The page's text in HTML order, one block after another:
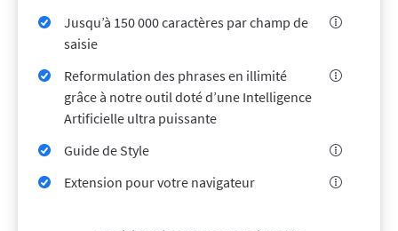
Blog
Recrutement
Aide
Politique de confidentialité
Conditions générales
Jusqu’à 150 000 caractères par champ de
saisie
Reformulation des phrases en illimité
grâce à notre outil doté d’une Intelligence
Artificielle ultra puissante
Guide de Style
Extension pour votre navigateur